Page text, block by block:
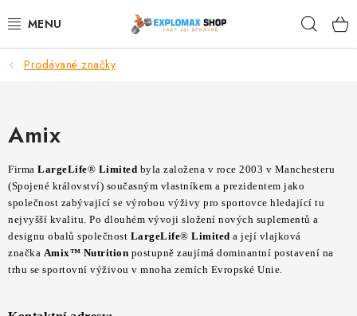
na
%AKCE
ZDRAVÉ POTRAVINY
SPORTOVNÍ VYBAVENÍ
KRÁSA A WELLNESS
Prodávané značky
Amix
Firma LargeLife® Limited byla založena v roce 2003 v Manchesteru
(Spojené království) současným vlastníkem a prezidentem jako
společnost zabývající se výrobou výživy pro sportovce hledající tu
nejvyšší kvalitu. Po dlouhém vývoji složení nových suplementů a
designu obalů společnost LargeLife® Limited a její vlajková
značka Amix™ Nutrition postupně zaujímá dominantní postavení na
trhu se sportovní výživou v mnoha zemích Evropské Unie.